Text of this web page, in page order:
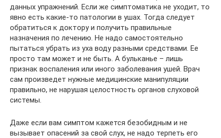
данных упражнений. Если же симптоматика не уходит, то
явно есть какие-то патологии в ушах. Тогда следует
обратиться к доктору и получить правильные
назначения по лечению. Не надо самостоятельно
пытаться убрать из уха воду разными средствами. Ее
просто там может и не быть. А бульканье – лишь
признак воспаления или иного заболевания ушей. Врач
сам произведет нужные медицинские манипуляции
правильно, не нарушая целостность органов слуховой
системы.
Даже если вам симптом кажется безобидным и не
вызывает опасений за свой слух, не надо терпеть его